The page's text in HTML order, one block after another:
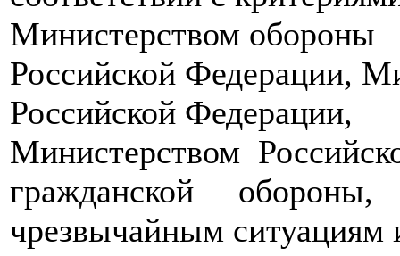
Министерством обороны
Российской Федерации,
Российской Федерации,
Министерством
гражданской обороны,
чрезвычайным